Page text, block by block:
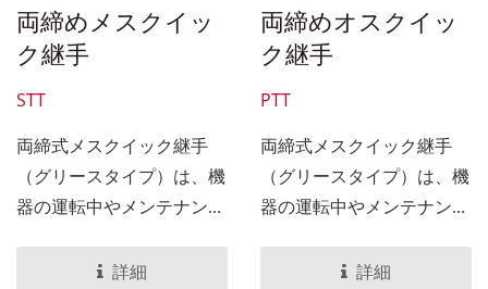
両締めメスクイッ
ク継手
STT
両締式メスクイック継手
（グリースタイプ）は、機
器の運転中やメンテナンス
る必要がある液圧システム
詳細
両締めオスクイッ
ク継手
PTT
両締式メスクイック継手
（グリースタイプ）は、機
器の運転中やメンテナンス
る必要がある液圧システム
詳細